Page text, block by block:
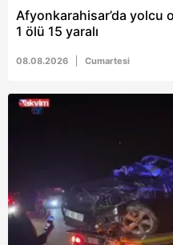
Afyonkarahisar’da yolcu
1 ölü 15 yaralı
08.08.2026 Cumartesi